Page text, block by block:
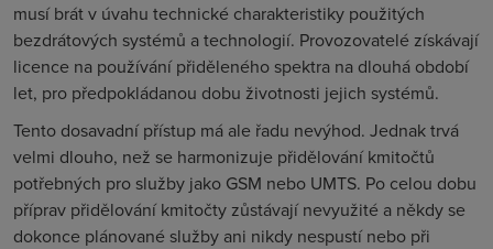
musí brát v úvahu technické charakteristiky použitých
bezdrátových systémů a technologií. Provozovatelé získávají
licence na používání přiděleného spektra na dlouhá období
let, pro předpokládanou dobu životnosti jejich systémů.
Tento dosavadní přístup má ale řadu nevýhod. Jednak trvá
velmi dlouho, než se harmonizuje přidělování kmitočtů
potřebných pro služby jako GSM nebo UMTS. Po celou dobu
příprav přidělování kmitočty zůstávají nevyužité a někdy se
dokonce plánované služby ani nikdy nespustí nebo při